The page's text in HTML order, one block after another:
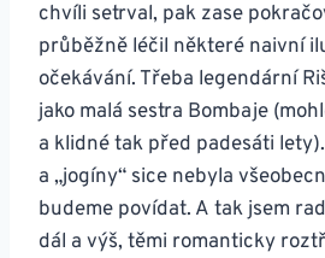
chvíli setrval, pak zase
průběžně léčil některé naivní
očekávání. Třeba legendární
jako malá sestra Bombaje
a klidné tak před padesáti
a „jogíny“ sice nebyla
budeme povídat. A tak jsem
dál a výš, těmi romanticky